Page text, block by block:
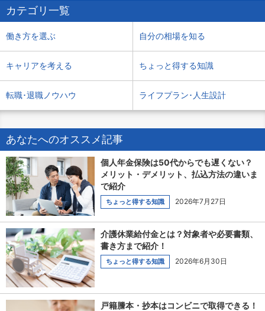
カテゴリ一覧
働き方を選ぶ 自分の相場を知る
キャリアを考える ちょっと得する知識
転職･退職ノウハウ ライフプラン･人生設計
あなたへのオススメ記事
個人年金保険は50代からでも遅くない？
メリット・デメリット、払込方法の違いま
で紹介
ちょっと得する知識 2026年7月27日
介護休業給付金とは？対象者や必要書類、
書き方まで紹介！
ちょっと得する知識 2026年6月30日
戸籍謄本・抄本はコンビニで取得できる！